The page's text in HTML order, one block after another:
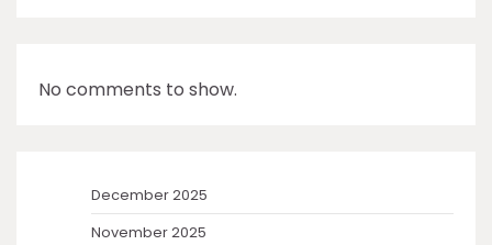
No comments to show.
December 2025
November 2025